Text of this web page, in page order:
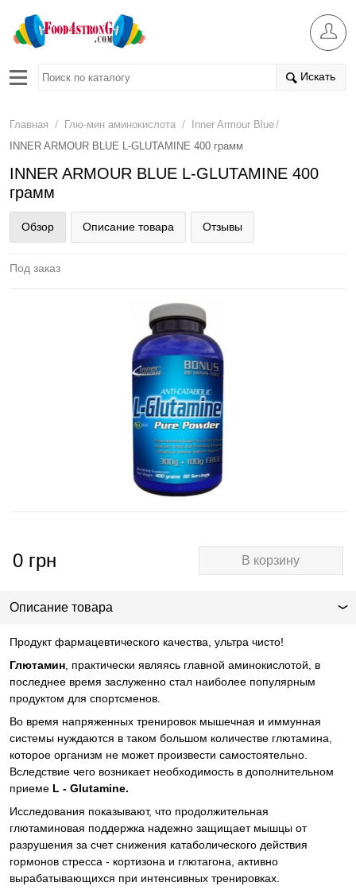
Искать
Главная / Глю-мин аминокислота / Inner Armour Blue/
INNER ARMOUR BLUE L-GLUTAMINE 400 грамм
INNER ARMOUR BLUE L-GLUTAMINE 400
грамм
Обзор Описание товара Отзывы
Под заказ
0 грн В корзину
Описание товара
Продукт фармацевтического качества, ультра чисто!
Глютамин, практически являясь главной аминокислотой, в
последнее время заслуженно стал наиболее популярным
продуктом для спортсменов.
Во время напряженных тренировок мышечная и иммунная
системы нуждаются в таком большом количестве глютамина,
которое организм не может произвести самостоятельно.
Вследствие чего возникает необходимость в дополнительном
приеме L - Glutamine.
Исследования показывают, что продолжительная
глютаминовая поддержка надежно защищает мышцы от
разрушения за счет снижения катаболического действия
гормонов стресса - кортизона и глютагона, активно
вырабатывающихся при интенсивных тренировках.